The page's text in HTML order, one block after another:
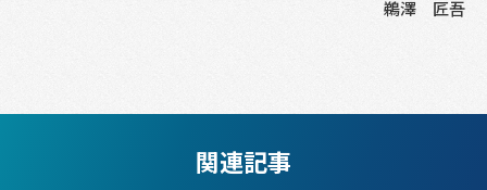
鵜澤 匠吾
関連記事